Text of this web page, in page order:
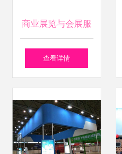
商业展览与会展服
务 一站式解决方案
查看详情